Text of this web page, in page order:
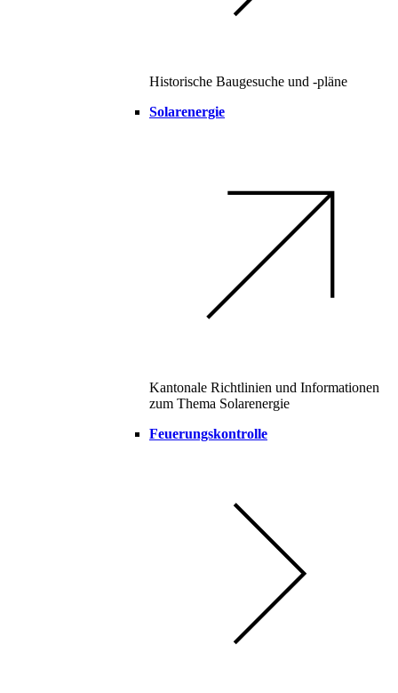
Historische Baugesuche und -pläne
Solarenergie
Kantonale Richtlinien und Informationen
zum Thema Solarenergie
Feuerungskontrolle